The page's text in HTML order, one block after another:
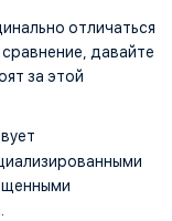
отличаться
давайте
за этой